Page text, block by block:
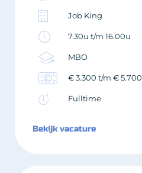
Job King
7.30u t/m 16.00u
MBO
€ 3.300 t/m € 5.700
Fulltime
Bekijk vacature